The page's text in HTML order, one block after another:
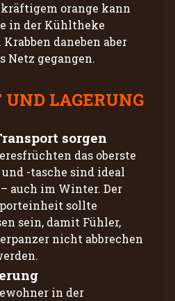
orange kann
in der Kühltheke
daneben aber
Netz gegangen.
LAGERUNG
sorgen
das oberste
-tasche sind ideal
auch im Winter. Der
sollte
sein, damit Fühler,
nicht abbrechen
in der